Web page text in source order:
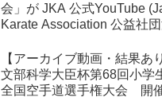
会」が JKA 公式YouTube
Karate Association 公益社団法人日本
【アーカイブ動画・結果あ
文部科学大臣杯第68回小学
全国空手道選手権大会 開